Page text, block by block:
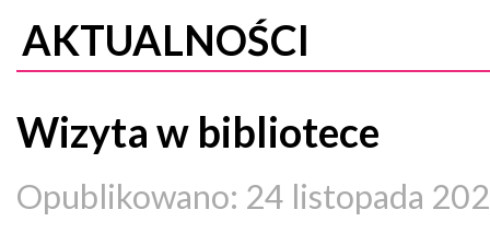
AKTUALNOŚCI
Wizyta w bibliotece
Opublikowano: 24 listopada